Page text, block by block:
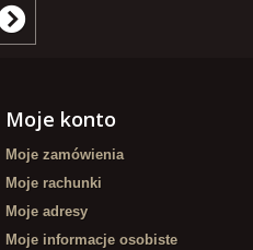
Moje konto
Moje zamówienia
Moje rachunki
Moje adresy
Moje informacje osobiste